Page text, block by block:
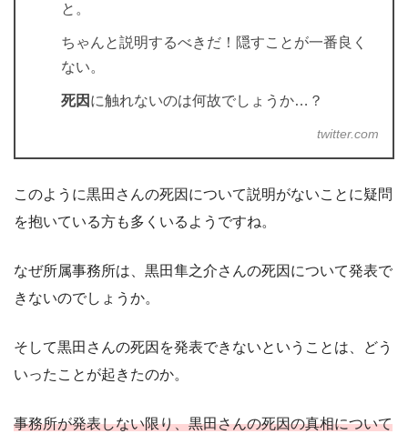
と。
ちゃんと説明するべきだ！隠すことが一番良く
ない。
死因 に触れないのは何故でしょうか…？
twitter.com
このように黒田さんの死因について説明がないことに疑問
を抱いている方も多くいるようですね。
なぜ所属事務所は、黒田隼之介さんの死因について発表で
きないのでしょうか。
そして黒田さんの死因を発表できないということは、どう
いったことが起きたのか。
事務所が発表しない限り、黒田さんの死因の真相について